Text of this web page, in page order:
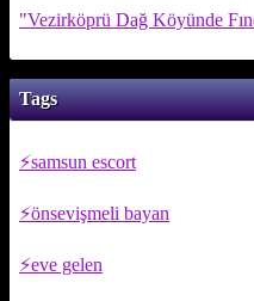
"Vezirköprü Dağ Köyünde
Tags
samsun escort
önsevişmeli bayan
eve gelen